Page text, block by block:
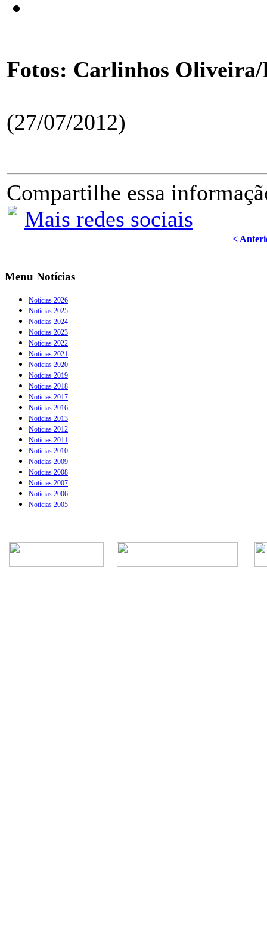
Fotos: Carlinhos Oliveira/
(27/07/2012)
Compartilhe essa
Mais redes sociais
<
Menu Notícias
Notícias 2026
Notícias 2025
Notícias 2024
Notícias 2023
Notícias 2022
Notícias 2021
Notícias 2020
Notícias 2019
Notícias 2018
Notícias 2017
Notícias 2016
Notícias 2013
Notícias 2012
Notícias 2011
Notícias 2010
Notícias 2009
Notícias 2008
Notícias 2007
Notícias 2006
Notícias 2005